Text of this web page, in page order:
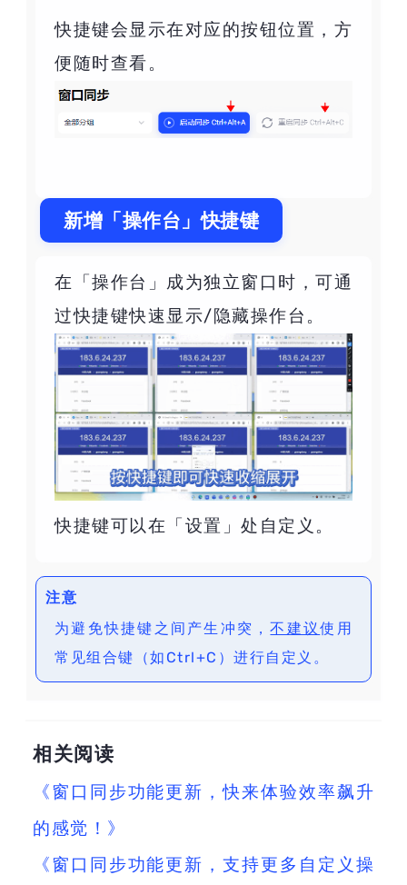
快捷键会显示在对应的按钮位置，方
便随时查看。
新增「操作台」快捷键
在「操作台」成为独立窗口时，可通
过快捷键快速显示/隐藏操作台。
快捷键可以在「设置」处自定义。
注意
为避免快捷键之间产生冲突，不建议使用
常见组合键（如Ctrl+C）进行自定义。
相关阅读
《窗口同步功能更新，快来体验效率飙升
的感觉！》
《窗口同步功能更新，支持更多自定义操